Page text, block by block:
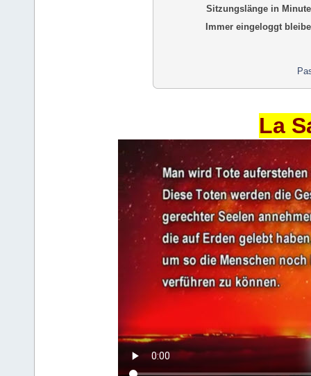
Sitzungslänge in
Immer eingeloggt
La